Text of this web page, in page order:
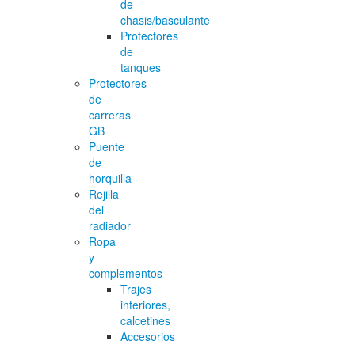
de
chasis/basculante
Protectores
de
tanques
Protectores
de
carreras
GB
Puente
de
horquilla
Rejilla
del
radiador
Ropa
y
complementos
Trajes
interiores,
calcetines
Accesorios